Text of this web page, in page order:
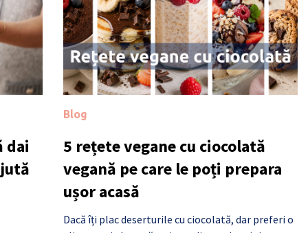
dai
Blog
5 rețete vegane cu ciocolată
vegană pe care le poți prepara
ușor acasă
Dacă îți plac deserturile cu ciocolată, dar preferi o